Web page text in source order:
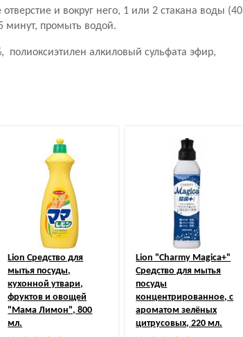
и вокруг него, 1 или 2 стакана воды (40
минут, промыть водой.
полиоксиэтилен алкиловый сульфата эфир,
Lion Cредство для
мытья посуды,
кухонной утвари,
фруктов и овощей
"Мама Лимон", 800
мл.
Lion "Charmy Magica+"
Средство для мытья
посуды
концентрированное, с
ароматом зелёных
цитрусовых, 220 мл.